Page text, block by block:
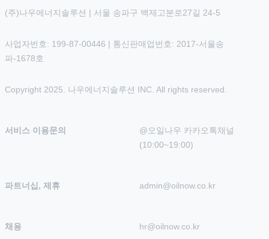
(주)나우에너지솔루션 | 서울 송파구 백제고분로27길 24-5
사업자번호: 199-87-00446 | 통신판매업번호: 2017-서울송
파-1678호
Copyright 2025. 나우에너지솔루션 INC. All rights reserved.
서비스 이용문의
@오일나우 카카오톡채널
(10:00~19:00)
파트너십, 제휴 admin@oilnow.co.kr
채용 hr@oilnow.co.kr